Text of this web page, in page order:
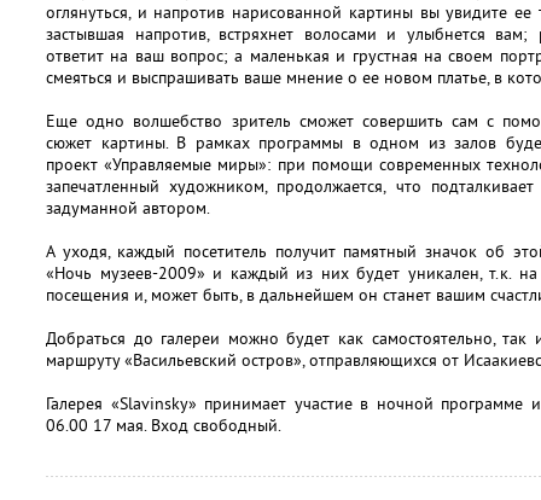
оглянуться, и напротив нарисованной картины вы увидите
застывшая напротив, встряхнет волосами и улыбнется
ответит на ваш вопрос; а маленькая и грустная на своем
смеяться и выспрашивать ваше мнение о ее новом платье, в
Еще одно волшебство зритель сможет совершить сам с
сюжет картины. В рамках программы в одном из залов
проект «Управляемые миры»: при помощи современных
запечатленный художником, продолжается, что
задуманной автором.
А уходя, каждый посетитель получит памятный значок об
«Ночь музеев-2009» и каждый из них будет уникален, т.к.
посещения и, может быть, в дальнейшем он станет вашим
Добраться до галереи можно будет как самостоятельно,
маршруту «Васильевский остров», отправляющихся от
Галерея «Slavinsky» принимает участие в ночной
06.00 17 мая. Вход свободный.